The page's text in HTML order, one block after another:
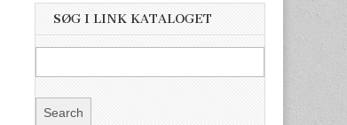
SØG I LINK KATALOGET